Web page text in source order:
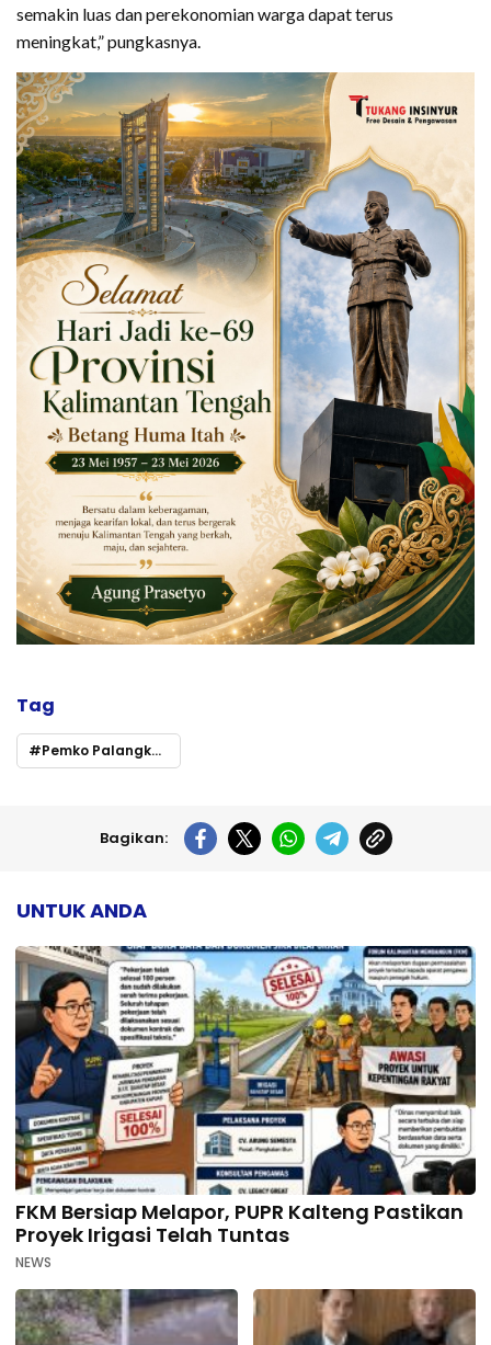
semakin luas dan perekonomian warga dapat terus
meningkat,” pungkasnya.
Tag
Pemko Palangka Raya Dorong Pengelolaan Sampah Terintegrasi Tabungan Emas
Bagikan:
UNTUK ANDA
FKM Bersiap Melapor, PUPR Kalteng Pastikan
Proyek Irigasi Telah Tuntas
NEWS